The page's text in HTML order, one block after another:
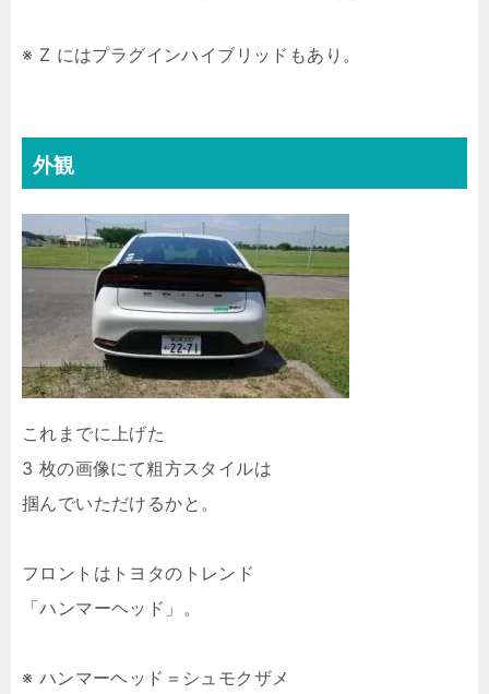
※ Z にはプラグインハイブリッドもあり。
外観
これまでに上げた
3 枚の画像にて粗方スタイルは
掴んでいただけるかと。
フロントはトヨタのトレンド
「ハンマーヘッド」。
※ ハンマーヘッド＝シュモクザメ